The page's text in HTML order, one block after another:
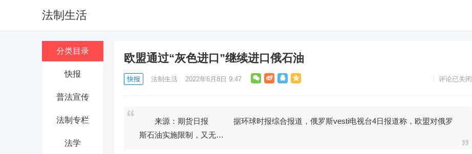
法制生活
分类目录
快报
普法宣传
法制专栏
法学
欧盟通过“灰色进口”继续进口俄石油
快报 法制生活 2022年6月8日 9:47 评论已关闭
来源：期货日报 据环球时报综合报道，俄罗斯vesti电视台4日报道称，欧盟对俄罗
斯石油实施限制，又无…